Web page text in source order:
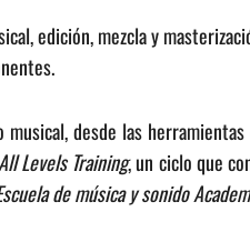
edición, mezcla y
desde las
All Levels Training, un ciclo que
de música y sonido